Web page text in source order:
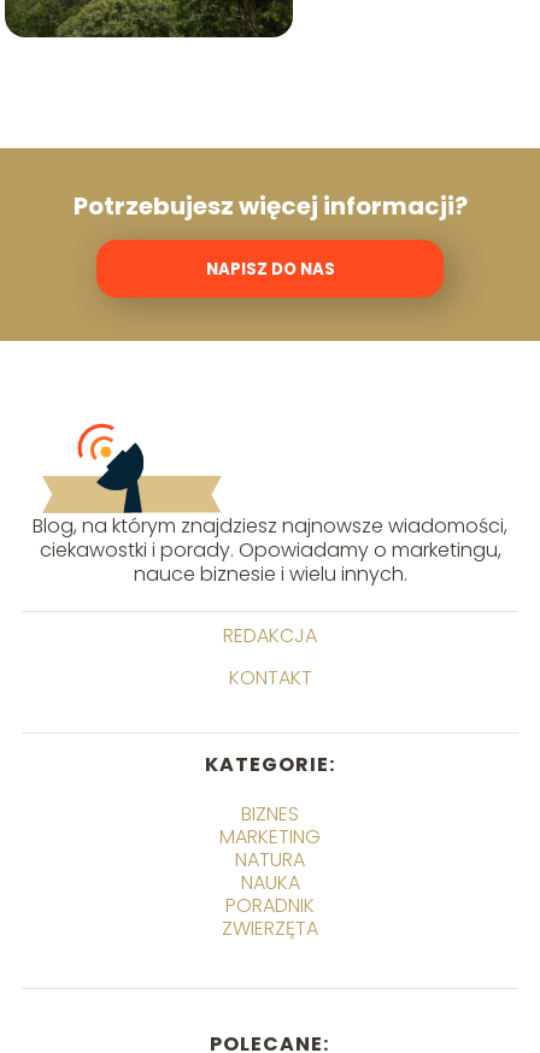
Potrzebujesz więcej informacji?
NAPISZ DO NAS
Blog, na którym znajdziesz najnowsze wiadomości,
ciekawostki i porady. Opowiadamy o marketingu,
nauce biznesie i wielu innych.
REDAKCJA
KONTAKT
KATEGORIE:
BIZNES
MARKETING
NATURA
NAUKA
PORADNIK
ZWIERZĘTA
POLECANE: